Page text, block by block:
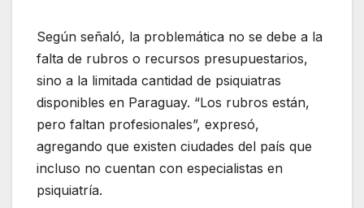
Según señaló, la problemática no se debe a la
falta de rubros o recursos presupuestarios,
sino a la limitada cantidad de psiquiatras
disponibles en Paraguay. “Los rubros están,
pero faltan profesionales”, expresó,
agregando que existen ciudades del país que
incluso no cuentan con especialistas en
psiquiatría.